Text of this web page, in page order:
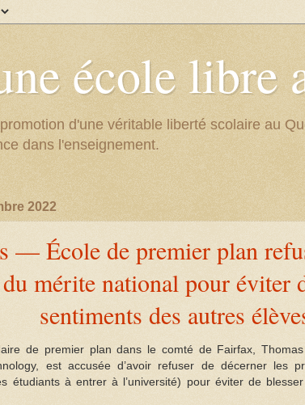
école libre
d'une véritable liberté scolaire au
dans l'enseignement.
2022
— École de premier plan
mérite national pour éviter
sentiments des autres
de premier plan dans le comté de Fairfax,
est accusée d’avoir refuser de décerner les
étudiants à entrer à l’université) pour éviter de